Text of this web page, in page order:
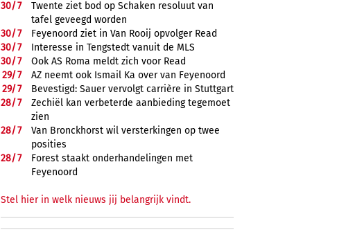
30/7
Twente ziet bod op Schaken resoluut van
tafel geveegd worden
30/7
Feyenoord ziet in Van Rooij opvolger Read
30/7
Interesse in Tengstedt vanuit de MLS
30/7
Ook AS Roma meldt zich voor Read
29/7
AZ neemt ook Ismail Ka over van Feyenoord
29/7
Bevestigd: Sauer vervolgt carrière in Stuttgart
28/7
Zechiël kan verbeterde aanbieding tegemoet
zien
28/7
Van Bronckhorst wil versterkingen op twee
posities
28/7
Forest staakt onderhandelingen met
Feyenoord
Stel hier in welk nieuws jij belangrijk vindt.